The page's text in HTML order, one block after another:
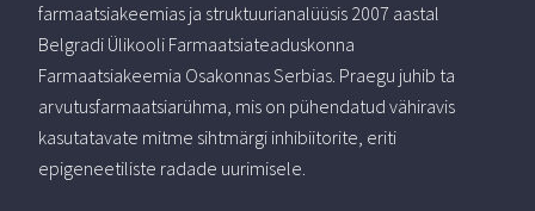
farmaatsiakeemias ja struktuurianalüüsis 2007 aastal
Belgradi Ülikooli Farmaatsiateaduskonna
Farmaatsiakeemia Osakonnas Serbias. Praegu juhib ta
arvutusfarmaatsiarühma, mis on pühendatud vähiravis
kasutatavate mitme sihtmärgi inhibiitorite, eriti
epigeneetiliste radade uurimisele.